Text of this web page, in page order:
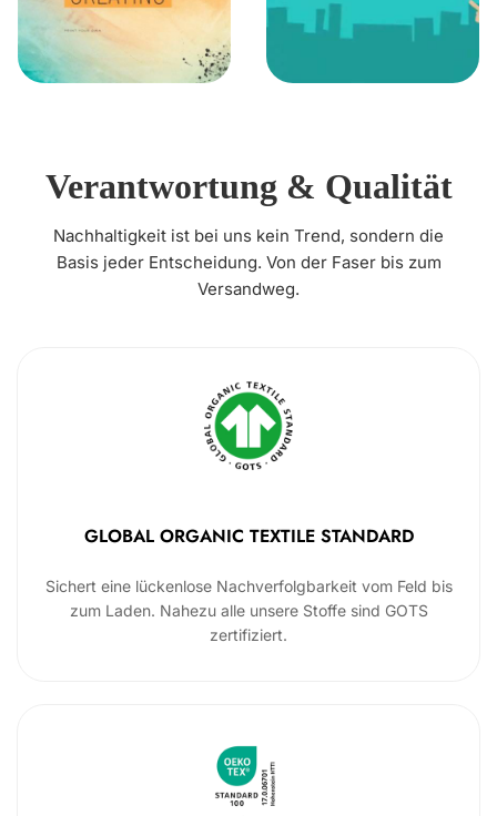
Verantwortung & Qualität
Nachhaltigkeit ist bei uns kein Trend, sondern die
Basis jeder Entscheidung. Von der Faser bis zum
Versandweg.
GLOBAL ORGANIC TEXTILE STANDARD
Sichert eine lückenlose Nachverfolgbarkeit vom Feld bis
zum Laden. Nahezu alle unsere Stoffe sind GOTS
zertifiziert.